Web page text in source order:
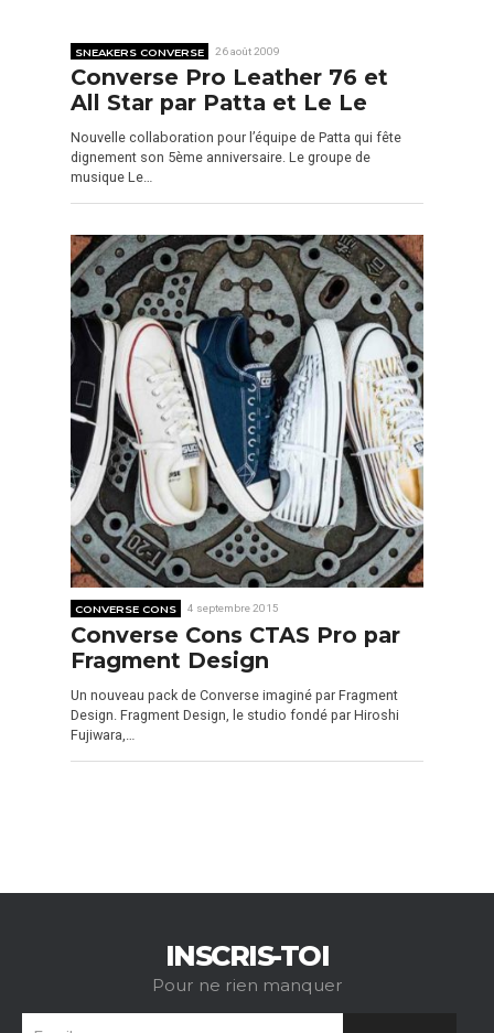
SNEAKERS CONVERSE 26 août 2009
Converse Pro Leather 76 et
All Star par Patta et Le Le
Nouvelle collaboration pour l’équipe de Patta qui fête
dignement son 5ème anniversaire. Le groupe de
musique Le…
CONVERSE CONS 4 septembre 2015
Converse Cons CTAS Pro par
Fragment Design
Un nouveau pack de Converse imaginé par Fragment
Design. Fragment Design, le studio fondé par Hiroshi
Fujiwara,…
INSCRIS-TOI
Pour ne rien manquer